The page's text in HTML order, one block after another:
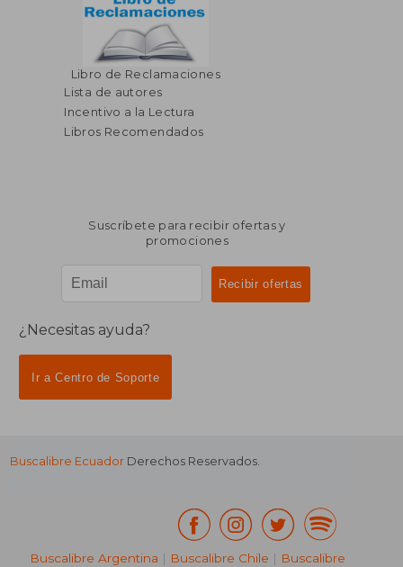
45%
dcto.
$ 53.67
$ 29.52
Libro de Reclamaciones
Lista de autores
Incentivo a la Lectura
Libros Recomendados
Suscríbete para recibir ofertas y
promociones
¿Necesitas ayuda?
Ir a Centro de Soporte
Buscalibre Ecuador Derechos Reservados.
Buscalibre Argentina | Buscalibre Chile | Buscalibre